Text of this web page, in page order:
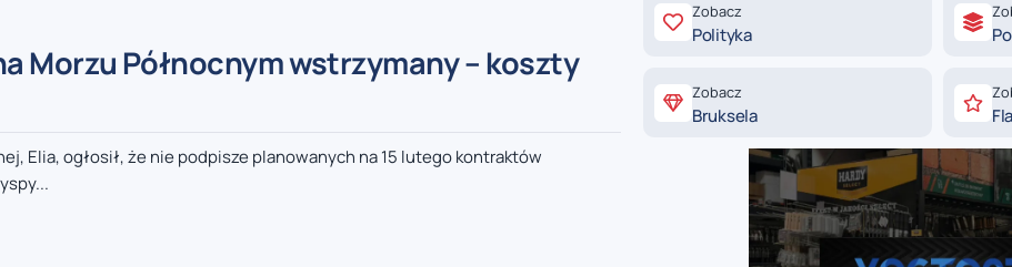
Morzu Północnym wstrzymany – koszty
Elia, ogłosił, że nie podpisze planowanych na 15 lutego kontraktów
Zobacz
Polityka
Zobacz
Bruksela